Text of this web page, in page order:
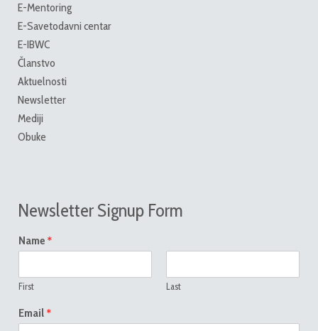
E-Mentoring
E-Savetodavni centar
E-IBWC
Članstvo
Aktuelnosti
Newsletter
Mediji
Obuke
Newsletter Signup Form
Name *
First Last
Email *